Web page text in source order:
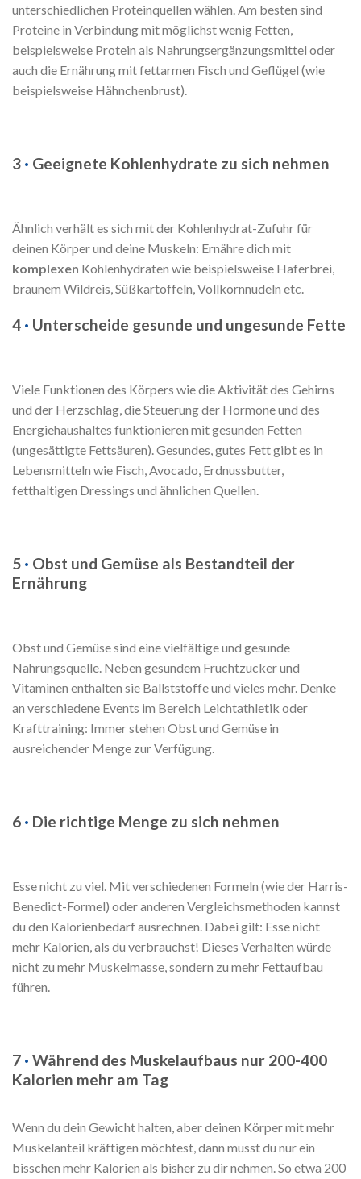
unterschiedlichen Proteinquellen wählen. Am besten sind
Proteine in Verbindung mit möglichst wenig Fetten,
beispielsweise Protein als Nahrungsergänzungsmittel oder
auch die Ernährung mit fettarmen Fisch und Geflügel (wie
beispielsweise Hähnchenbrust).
3 · Geeignete Kohlenhydrate zu sich nehmen
Ähnlich verhält es sich mit der Kohlenhydrat-Zufuhr für
deinen Körper und deine Muskeln: Ernähre dich mit
komplexen Kohlenhydraten wie beispielsweise Haferbrei,
braunem Wildreis, Süßkartoffeln, Vollkornnudeln etc.
4 · Unterscheide gesunde und ungesunde Fette
Viele Funktionen des Körpers wie die Aktivität des Gehirns
und der Herzschlag, die Steuerung der Hormone und des
Energiehaushaltes funktionieren mit gesunden Fetten
(ungesättigte Fettsäuren). Gesundes, gutes Fett gibt es in
Lebensmitteln wie Fisch, Avocado, Erdnussbutter,
fetthaltigen Dressings und ähnlichen Quellen.
5 · Obst und Gemüse als Bestandteil der
Ernährung
Obst und Gemüse sind eine vielfältige und gesunde
Nahrungsquelle. Neben gesundem Fruchtzucker und
Vitaminen enthalten sie Ballststoffe und vieles mehr. Denke
an verschiedene Events im Bereich Leichtathletik oder
Krafttraining: Immer stehen Obst und Gemüse in
ausreichender Menge zur Verfügung.
6 · Die richtige Menge zu sich nehmen
Esse nicht zu viel. Mit verschiedenen Formeln (wie der Harris-
Benedict-Formel) oder anderen Vergleichsmethoden kannst
du den Kalorienbedarf ausrechnen. Dabei gilt: Esse nicht
mehr Kalorien, als du verbrauchst! Dieses Verhalten würde
nicht zu mehr Muskelmasse, sondern zu mehr Fettaufbau
führen.
7 · Während des Muskelaufbaus nur 200-400
Kalorien mehr am Tag
Wenn du dein Gewicht halten, aber deinen Körper mit mehr
Muskelanteil kräftigen möchtest, dann musst du nur ein
bisschen mehr Kalorien als bisher zu dir nehmen. So etwa 200